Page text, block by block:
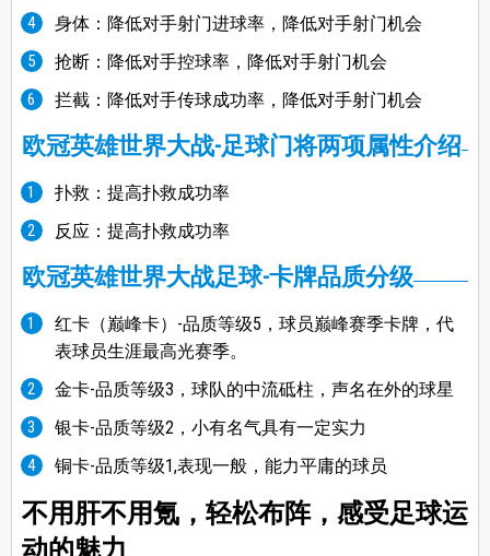
身体：降低对手射门进球率，降低对手射门机会
抢断：降低对手控球率，降低对手射门机会
拦截：降低对手传球成功率，降低对手射门机会
欧冠英雄世界大战-足球门将两项属性介绍
扑救：提高扑救成功率
​反应：提高扑救成功率
欧冠英雄世界大战足球-卡牌品质分级
红卡（巅峰卡）-品质等级5，球员巅峰赛季卡牌，代
表球员生涯最高光赛季。​​
金卡-品质等级3，球队的中流砥柱，声名在外的球星
银卡-品质等级2，小有名气具有一定实力
铜卡-品质等级1,表现一般，能力平庸的球员
不用肝不用氪，轻松布阵，感受足球运
动的魅力